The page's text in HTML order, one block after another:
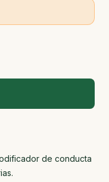
de conducta